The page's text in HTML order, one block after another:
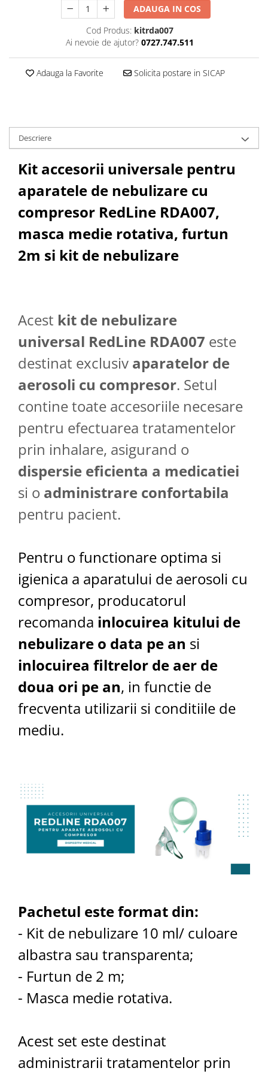
ADAUGA IN COS
Cod Produs: kitrda007
Ai nevoie de ajutor? 0727.747.511
Adauga la Favorite Solicita postare in SICAP
Descriere
Kit accesorii universale pentru
aparatele de nebulizare cu
compresor RedLine RDA007,
masca medie rotativa, furtun
2m si kit de nebulizare
Acest kit de nebulizare
universal RedLine RDA007 este
destinat exclusiv aparatelor de
aerosoli cu compresor. Setul
contine toate accesoriile necesare
pentru efectuarea tratamentelor
prin inhalare, asigurand o
dispersie eficienta a medicatiei
si o administrare confortabila
pentru pacient.
Pentru o functionare optima si
igienica a aparatului de aerosoli cu
compresor, producatorul
recomanda inlocuirea kitului de
nebulizare o data pe an si
inlocuirea filtrelor de aer de
doua ori pe an, in functie de
frecventa utilizarii si conditiile de
mediu.
Pachetul este format din:
- Kit de nebulizare 10 ml/ culoare
albastra sau transparenta;
- Furtun de 2 m;
- Masca medie rotativa.
Acest set este destinat
administrarii tratamentelor prin